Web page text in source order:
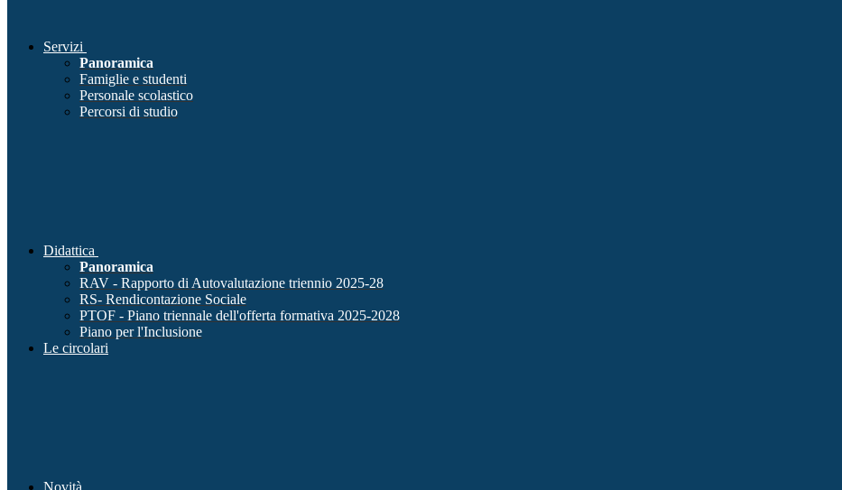
Servizi
Panoramica
Famiglie e studenti
Personale scolastico
Percorsi di studio
Didattica
Panoramica
RAV - Rapporto di Autovalutazione triennio 2025-28
RS- Rendicontazione Sociale
PTOF - Piano triennale dell'offerta formativa 2025-2028
Piano per l'Inclusione
Le circolari